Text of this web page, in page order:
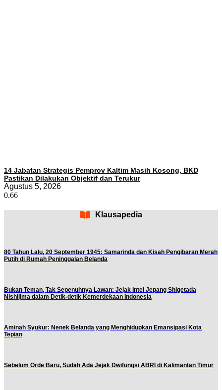
14 Jabatan Strategis Pemprov Kaltim Masih Kosong, BKD
Pastikan Dilakukan Objektif dan Terukur
Agustus 5, 2026
Klausapedia
80 Tahun Lalu, 20 September 1945: Samarinda dan Kisah Pengibaran Merah
Putih di Rumah Peninggalan Belanda
Bukan Teman, Tak Sepenuhnya Lawan: Jejak Intel Jepang Shigetada
Nishijima dalam Detik-detik Kemerdekaan Indonesia
Aminah Syukur: Nenek Belanda yang Menghidupkan Emansipasi Kota
Tepian
Sebelum Orde Baru, Sudah Ada Jejak Dwifungsi ABRI di Kalimantan Timur